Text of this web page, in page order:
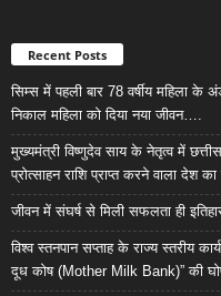
Recent Posts
सिम्स में पहली बार 78 वर्षीय महिला
निकाल महिला को दिया नया जीवन….
मुख्यमंत्री विष्णुदेव साय के नेतृत्व में
प्रोत्साहन राशि प्राप्त करने वाला देश
जीवन में संघर्ष से मिली सफलता ही
विश्व स्तनपान सप्ताह के राज्य स्तरीय
दूध कोष (Mother Milk Bank)” की